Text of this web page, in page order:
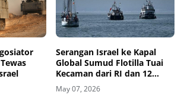
Serangan Israel ke Kapal
Global Sumud Flotilla Tuai
Kecaman dari RI dan 12
Negara
May 07, 2026